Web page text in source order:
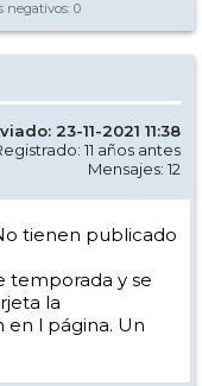
negativos: 0
23-11-2021 11:38
11 años antes
Mensajes: 12
tienen publicado
temporada y se
la
en l página. Un